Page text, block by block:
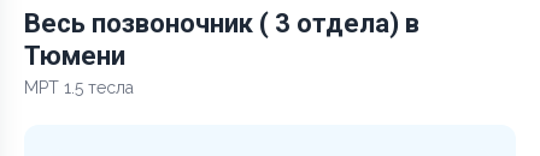
Весь позвоночник ( 3 отдела) в
Тюмени
МРТ 1.5 тесла